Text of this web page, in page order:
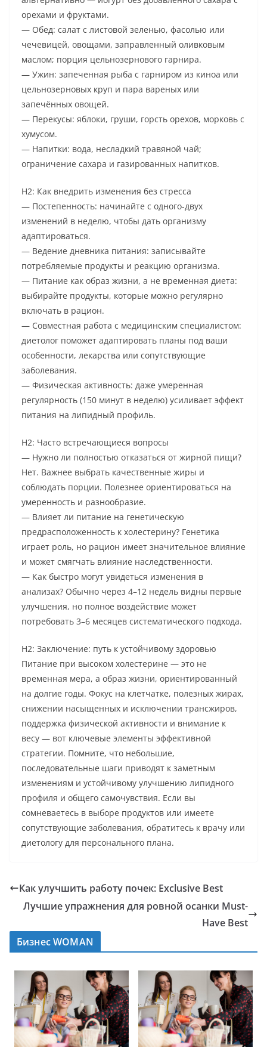
орехами и фруктами.
— Обед: салат с листовой зеленью, фасолью или
чечевицей, овощами, заправленный оливковым
маслом; порция цельнозернового гарнира.
— Ужин: запеченная рыба с гарниром из киноа или
цельнозерновых круп и пара вареных или
запечённых овощей.
— Перекусы: яблоки, груши, горсть орехов, морковь с
хумусом.
— Напитки: вода, несладкий травяной чай;
ограничение сахара и газированных напитков.
H2: Как внедрить изменения без стресса
— Постепенность: начинайте с одного-двух
изменений в неделю, чтобы дать организму
адаптироваться.
— Ведение дневника питания: записывайте
потребляемые продукты и реакцию организма.
— Питание как образ жизни, а не временная диета:
выбирайте продукты, которые можно регулярно
включать в рацион.
— Совместная работа с медицинским специалистом:
диетолог поможет адаптировать планы под ваши
особенности, лекарства или сопутствующие
заболевания.
— Физическая активность: даже умеренная
регулярность (150 минут в неделю) усиливает эффект
питания на липидный профиль.
H2: Часто встречающиеся вопросы
— Нужно ли полностью отказаться от жирной пищи?
Нет. Важнее выбрать качественные жиры и
соблюдать порции. Полезнее ориентироваться на
умеренность и разнообразие.
— Влияет ли питание на генетическую
предрасположенность к холестерину? Генетика
играет роль, но рацион имеет значительное влияние
и может смягчать влияние наследственности.
— Как быстро могут увидеться изменения в
анализах? Обычно через 4–12 недель видны первые
улучшения, но полное воздействие может
потребовать 3–6 месяцев систематического подхода.
H2: Заключение: путь к устойчивому здоровью
Питание при высоком холестерине — это не
временная мера, а образ жизни, ориентированный
на долгие годы. Фокус на клетчатке, полезных жирах,
снижении насыщенных и исключении трансжиров,
поддержка физической активности и внимание к
весу — вот ключевые элементы эффективной
стратегии. Помните, что небольшие,
последовательные шаги приводят к заметным
изменениям и устойчивому улучшению липидного
профиля и общего самочувствия. Если вы
сомневаетесь в выборе продуктов или имеете
сопутствующие заболевания, обратитесь к врачу или
диетологу для персонального плана.
Как улучшить работу почек: Exclusive Best
Лучшие упражнения для ровной осанки Must-
Have Best
Бизнес WOMAN